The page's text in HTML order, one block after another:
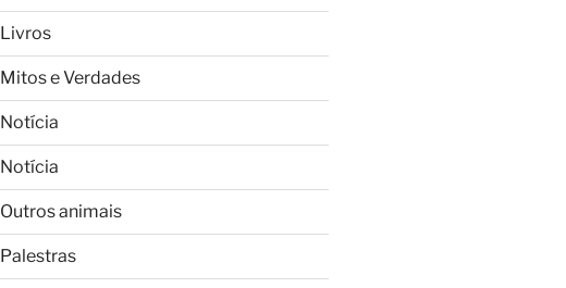
Livros
Mitos e Verdades
Notícia
Notícia
Outros animais
Palestras